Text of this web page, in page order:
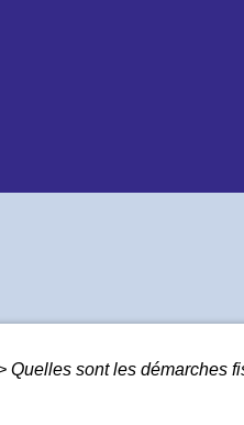
Quelles sont les démarches